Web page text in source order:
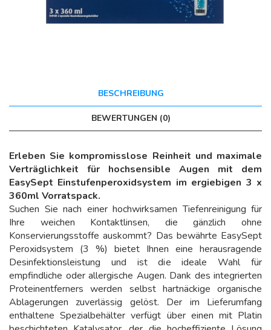
BESCHREIBUNG
BEWERTUNGEN (0)
Erleben Sie kompromisslose Reinheit und maximale
Verträglichkeit für hochsensible Augen mit dem
EasySept Einstufenperoxidsystem im ergiebigen 3 x
360ml Vorratspack.
Suchen Sie nach einer hochwirksamen Tiefenreinigung für
Ihre weichen Kontaktlinsen, die gänzlich ohne
Konservierungsstoffe auskommt? Das bewährte EasySept
Peroxidsystem (3 %) bietet Ihnen eine herausragende
Desinfektionsleistung und ist die ideale Wahl für
empfindliche oder allergische Augen. Dank des integrierten
Proteinentferners werden selbst hartnäckige organische
Ablagerungen zuverlässig gelöst. Der im Lieferumfang
enthaltene Spezialbehälter verfügt über einen mit Platin